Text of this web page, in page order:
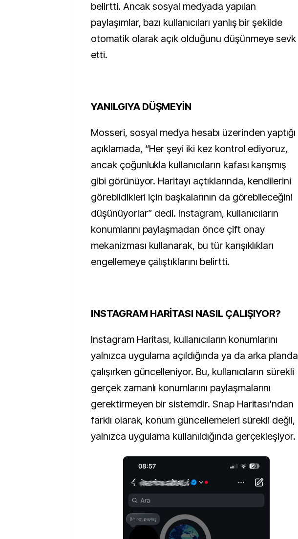
belirtti. Ancak sosyal medyada yapılan
paylaşımlar, bazı kullanıcıları yanlış bir şekilde
otomatik olarak açık olduğunu düşünmeye sevk
etti.
YANILGIYA DÜŞMEYİN
Mosseri, sosyal medya hesabı üzerinden yaptığı
açıklamada, “Her şeyi iki kez kontrol ediyoruz,
ancak çoğunlukla kullanıcıların kafası karışmış
gibi görünüyor. Haritayı açtıklarında, kendilerini
görebildikleri için başkalarının da görebileceğini
düşünüyorlar” dedi. Instagram, kullanıcıların
konumlarını paylaşmadan önce çift onay
mekanizması kullanarak, bu tür karışıklıkları
engellemeye çalıştıklarını belirtti.
INSTAGRAM HARİTASI NASIL ÇALIŞIYOR?
Instagram Haritası, kullanıcıların konumlarını
yalnızca uygulama açıldığında ya da arka planda
çalışırken güncelleniyor. Bu, kullanıcıların sürekli
gerçek zamanlı konumlarını paylaşmalarını
gerektirmeyen bir sistemdir. Snap Haritası'ndan
farklı olarak, konum güncellemeleri sürekli değil,
yalnızca uygulama kullanıldığında gerçekleşiyor.